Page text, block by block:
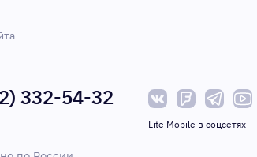
332-54-32
Lite Mobile в соцсетях